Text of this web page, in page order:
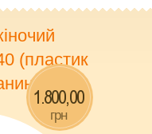
(пластик
1.800,00
грн